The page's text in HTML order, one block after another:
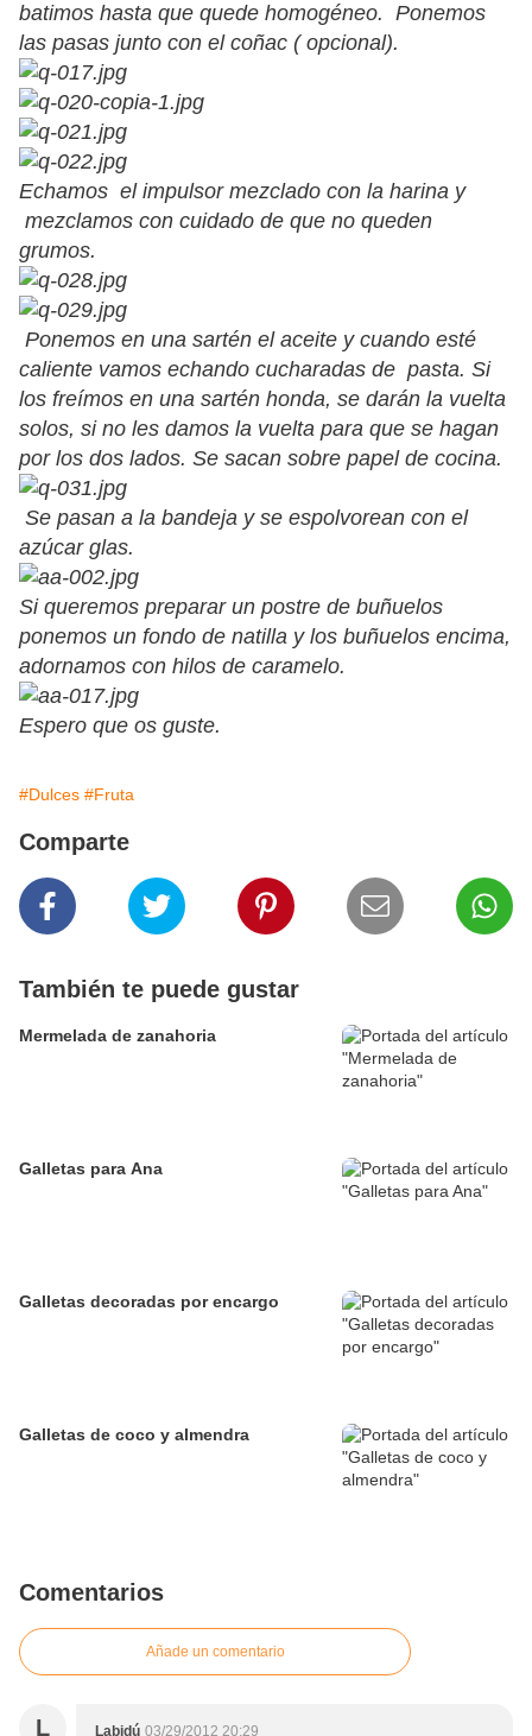
batimos hasta que quede homogéneo. Ponemos
las pasas junto con el coñac ( opcional).
Echamos el impulsor mezclado con la harina y
mezclamos con cuidado de que no queden
grumos.
Ponemos en una sartén el aceite y cuando esté
caliente vamos echando cucharadas de pasta. Si
los freímos en una sartén honda, se darán la vuelta
solos, si no les damos la vuelta para que se hagan
por los dos lados. Se sacan sobre papel de cocina.
Se pasan a la bandeja y se espolvorean con el
azúcar glas.
Si queremos preparar un postre de buñuelos
ponemos un fondo de natilla y los buñuelos encima,
adornamos con hilos de caramelo.
Espero que os guste.
#Dulces #Fruta
Comparte
También te puede gustar
Mermelada de zanahoria
Galletas para Ana
Galletas decoradas por encargo
Galletas de coco y almendra
Comentarios
Añade un comentario
L Labidú 03/29/2012 20:29